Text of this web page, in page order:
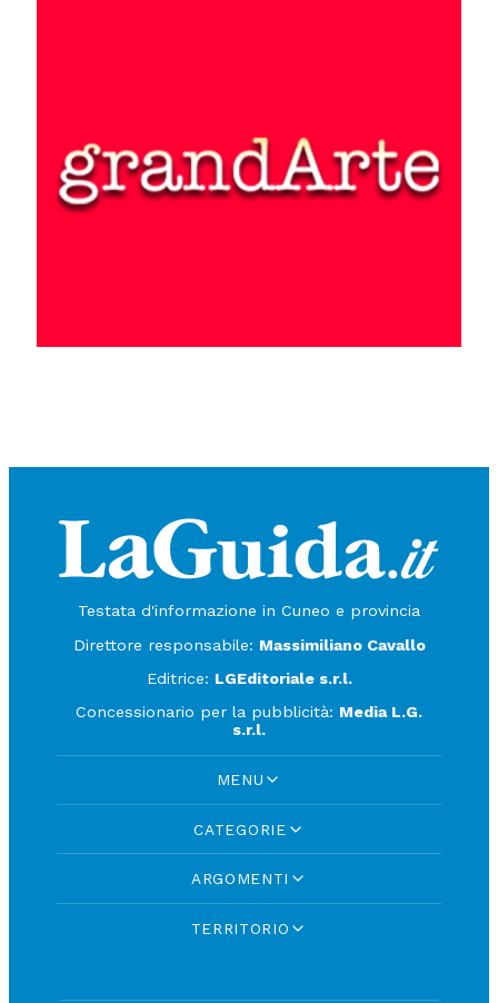
Testata d'informazione in Cuneo e provincia
Direttore responsabile: Massimiliano Cavallo
Editrice: LGEditoriale s.r.l.
Concessionario per la pubblicità: Media L.G.
s.r.l.
MENU
CATEGORIE
ARGOMENTI
TERRITORIO